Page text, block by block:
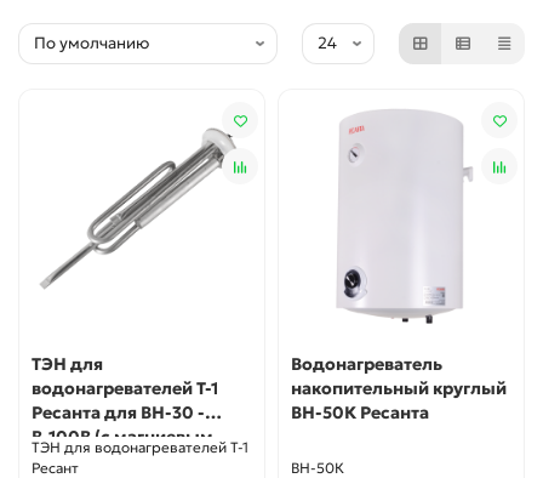
ТЭН для
водонагревателей Т-1
Ресанта для ВН-30 -
В-100В (с магниевым
анодом)
ТЭН для водонагревателей Т-1
Ресант
Водонагреватель
накопительный круглый
ВН-50К Ресанта
ВН-50К